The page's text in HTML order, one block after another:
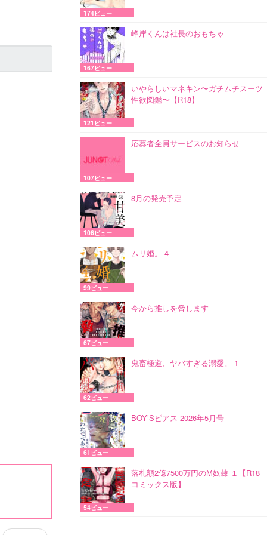
174ビュー
峰岸くんは社長のおもちゃ
167ビュー
いやらしいマネキン〜ガチムチスーツ
性欲図鑑〜【R18】
121ビュー
応募者全員サービスのお知らせ
107ビュー
8月の発売予定
106ビュー
ムリ婚。 4
99ビュー
今から推しを脅します
67ビュー
鬼畜極道、ヤバすぎる溺愛。 1
62ビュー
BOY’Sピアス 2026年5月号
61ビュー
落札額2億7500万円のM奴隷 １【R18
コミックス版】
54ビュー